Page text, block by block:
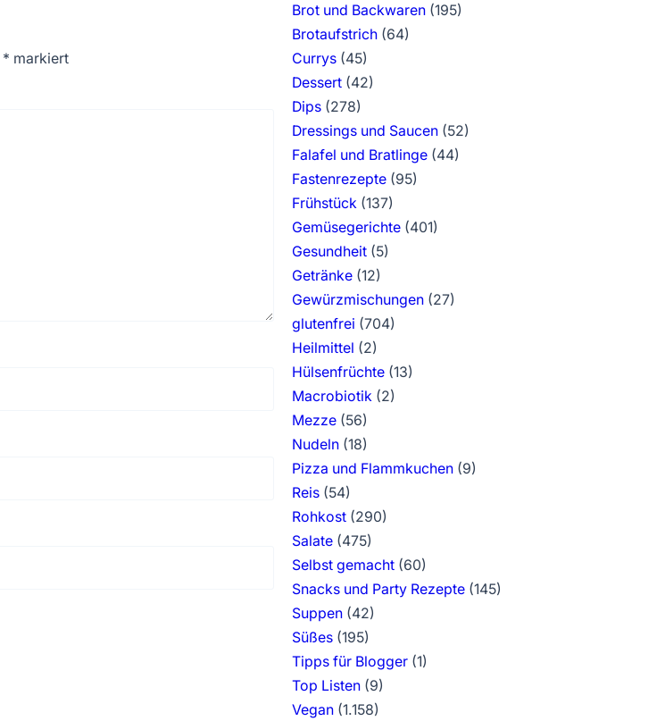
* markiert
Brot und Backwaren(195)
Brotaufstrich(64)
Currys(45)
Dessert(42)
Dips(278)
Dressings und Saucen(52)
Falafel und Bratlinge(44)
Fastenrezepte(95)
Frühstück (137)
Gemüsegerichte(401)
Gesundheit(5)
Getränke(12)
Gewürzmischungen(27)
glutenfrei (704)
Heilmittel (2)
Hülsenfrüchte(13)
Macrobiotik (2)
Mezze(56)
Nudeln(18)
Pizza und Flammkuchen(9)
Reis(54)
Rohkost(290)
Salate(475)
Selbst gemacht(60)
Snacks und Party Rezepte(145)
Suppen(42)
Süßes(195)
Tipps für Blogger(1)
Top Listen(9)
Vegan(1.158)